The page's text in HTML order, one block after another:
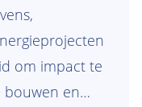
om impact te
bouwen en